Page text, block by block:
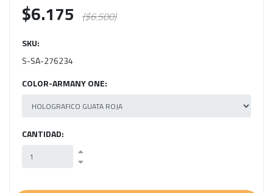
$6.175 ($6.500)
SKU:
S-SA-276234
COLOR-ARMANY ONE:
CANTIDAD: